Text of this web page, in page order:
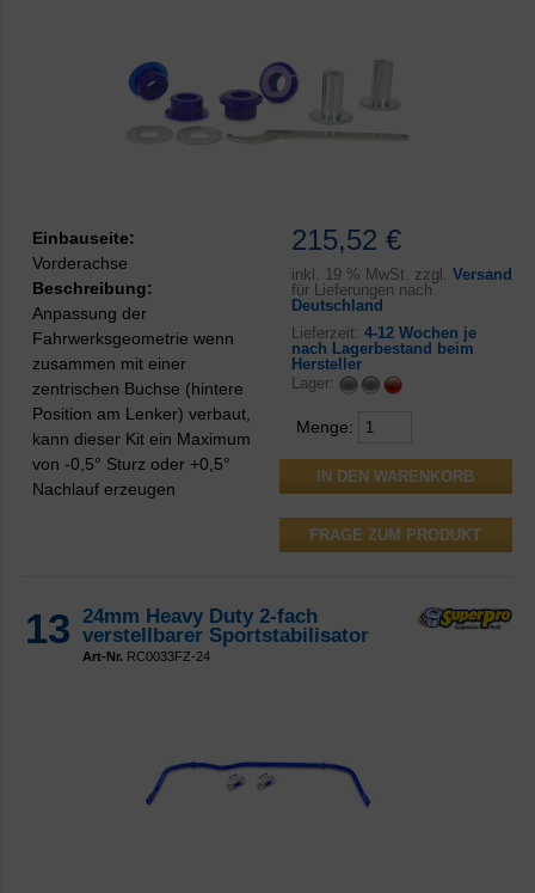
215,52 €
inkl. 19 % MwSt. zzgl. Versand
für Lieferungen nach
Deutschland
Lieferzeit: 4-12 Wochen je
nach Lagerbestand beim
Hersteller
Lager:
Menge:
FRAGE ZUM PRODUKT
Einbauseite:
Vorderachse
Beschreibung:
Anpassung der
Fahrwerksgeometrie wenn
zusammen mit einer
zentrischen Buchse (hintere
Position am Lenker) verbaut,
kann dieser Kit ein Maximum
von -0,5° Sturz oder +0,5°
Nachlauf erzeugen
13 24mm Heavy Duty 2-fach
verstellbarer Sportstabilisator
Art-Nr. RC0033FZ-24